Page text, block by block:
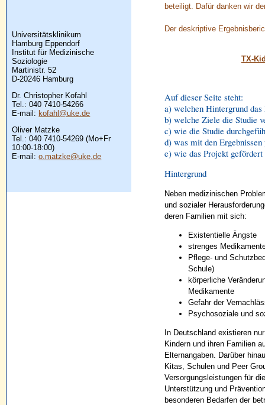
Universitätsklinikum
Hamburg Eppendorf
Institut für Medizinische
Soziologie
Martinistr. 52
D-20246 Hamburg
Dr. Christopher Kofahl
Tel.: 040 7410-54266
E-mail: kofahl@uke.de
Oliver Matzke
Tel.: 040 7410-54269 (Mo+Fr
10:00-18:00)
E-mail:o.matzke@uke.de
beteiligt. Dafür danken wir
Der deskriptive
TX-
Auf dieser Seite steht:
a) welchen Hintergrund das
b) welche Ziele die Studie
c) wie die Studie
d) was mit den Ergebnissen
e) wie das Projekt
Hintergrund
Neben medizinischen
und sozialer
deren Familien mit sich:
Existentielle Ängste
strenges
Pflege- und
Schule)
körperliche
Medikamente
Gefahr der
Psychosoziale und
In Deutschland existieren
Kindern und ihren Familien
Elternangaben. Darüber
Kitas, Schulen und Peer
Versorgungsleistungen für
Unterstützung und
besonderen Bedarfen der